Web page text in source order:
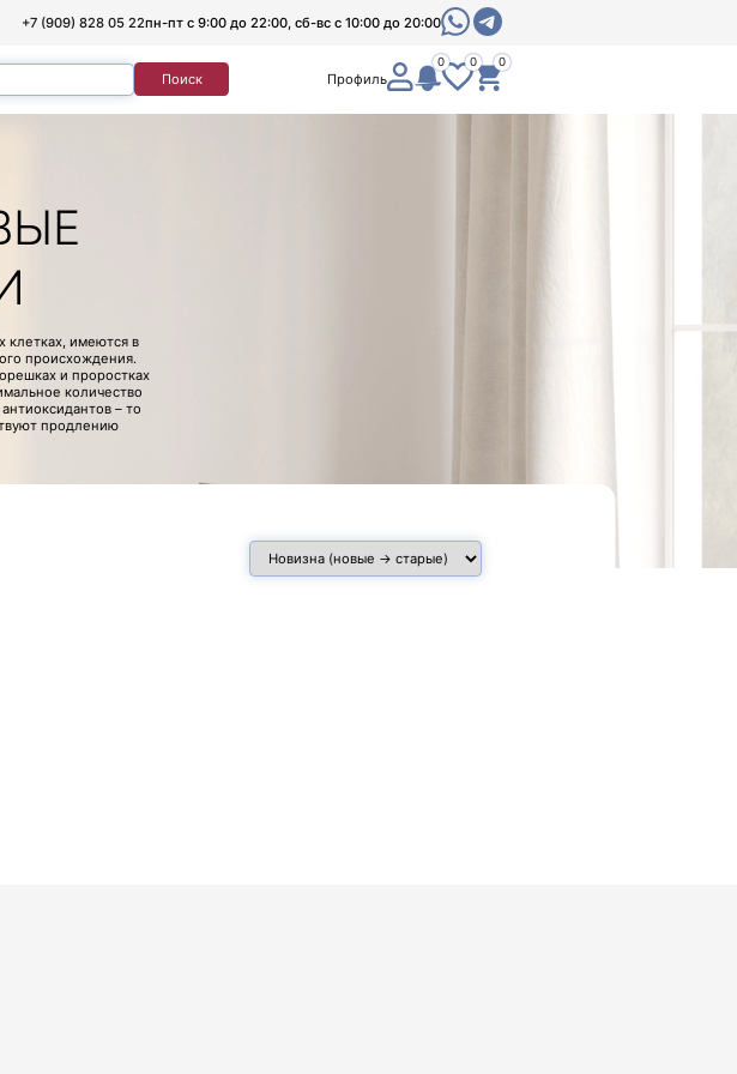
+7 (909) 828 05 22пн-пт с 9:00 до 22:00, сб-вс с 10:00 до 20:00
Поиск Профиль
0 0 0
клетках, имеются в
происхождения.
и проростках
количество
– то
продлению